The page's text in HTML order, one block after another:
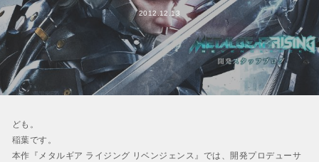
会社概要
社長メッセージ
社名について
パーパス ＆ バリュー
すべてのタイトル
ミュータントタートルズ：ラスト・ローニン
NINJA GAIDEN 4
ベヨネッタ オリジンズ:
MAGAZINE
RECRUIT
WORK ENVIRONMENT
2012.12.13
ども。
稲葉です。
本作『メタルギア ライジング リベンジェンス』では、開発プロデューサ